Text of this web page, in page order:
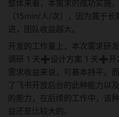
整体来看，本需求的成功实施
（15min/人/次），因为属于
进，团队收益越大。
开发的工作量上，本次需求研
调研 1 天➕设计方案 1 天➕
需求收益来说，可基本持平。
了飞书开放后台的此种能力以
的能力，在后续的工作中，该
益还是比较大的。